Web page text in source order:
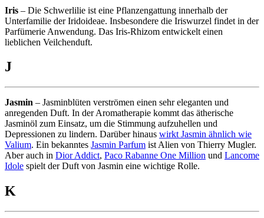
Iris – Die Schwerlilie ist eine Pflanzengattung innerhalb der
Unterfamilie der Iridoideae. Insbesondere die Iriswurzel findet in der
Parfümerie Anwendung. Das Iris-Rhizom entwickelt einen
lieblichen Veilchenduft.
J
Jasmin – Jasminblüten verströmen einen sehr eleganten und
anregenden Duft. In der Aromatherapie kommt das ätherische
Jasminöl zum Einsatz, um die Stimmung aufzuhellen und
Depressionen zu lindern. Darüber hinaus wirkt Jasmin ähnlich wie
Valium. Ein bekanntes Jasmin Parfum ist Alien von Thierry Mugler.
Aber auch in Dior Addict, Paco Rabanne One Million und Lancome
Idole spielt der Duft von Jasmin eine wichtige Rolle.
K